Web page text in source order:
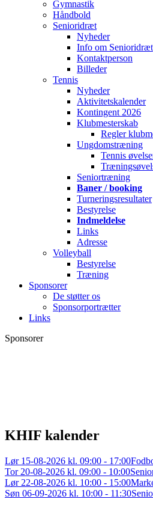
Gymnastik
Håndbold
Senioridræt
Nyheder
Info om Senioridræt
Kontaktperson
Billeder
Tennis
Nyheder
Aktivitetskalender
Kontingent 2026
Klubmesterskab
Regler
Ungdomstræning
Tennis
Seniortræning
Baner / booking
Turneringsresultater
Bestyrelse
Indmeldelse
Links
Adresse
Volleyball
Bestyrelse
Træning
Sponsorer
De støtter os
Sponsorportrætter
Links
Sponsorer
KHIF kalender
Lør 15-08-2026 kl. 09:00 - 17:00
Tor 20-08-2026 kl. 09:00 - 10:00
Lør 22-08-2026 kl. 10:00 - 15:00
Søn 06-09-2026 kl. 10:00 - 11:30